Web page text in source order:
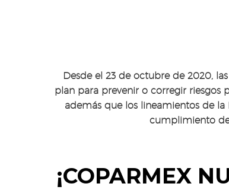
Desde el 23 de octubre de 2020,
plan para prevenir o corregir riesgos
además que los lineamientos de
cumplimiento
¡COPARMEX